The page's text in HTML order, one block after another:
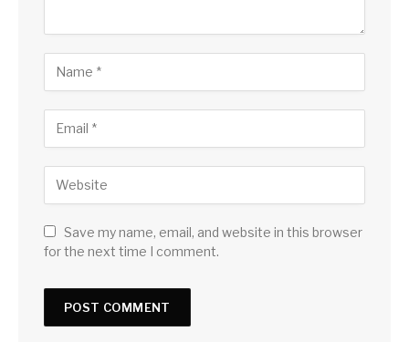
Save my name, email, and website in this browser
for the next time I comment.